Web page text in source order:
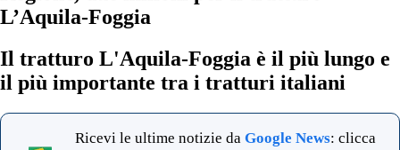
L’Aquila-Foggia
Il tratturo L'Aquila-Foggia è il più lungo e
il più importante tra i tratturi italiani
Ricevi le ultime notizie da Google News: clicca